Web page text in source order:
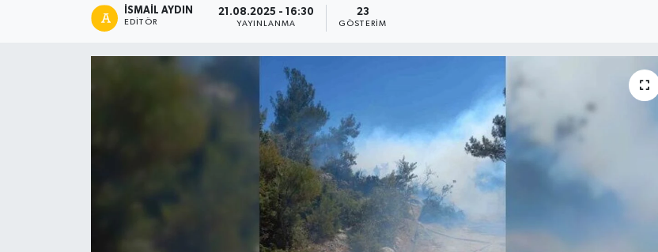
İSMAIL AYDIN
EDITÖR
21.08.2025 - 16:30
YAYINLANMA
23
GÖSTERIM